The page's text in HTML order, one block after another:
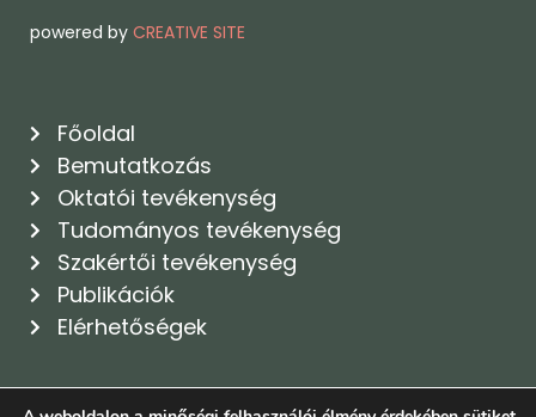
powered by CREATIVE SITE
Főoldal
Bemutatkozás
Oktatói tevékenység
Tudományos tevékenység
Szakértői tevékenység
Publikációk
Elérhetőségek